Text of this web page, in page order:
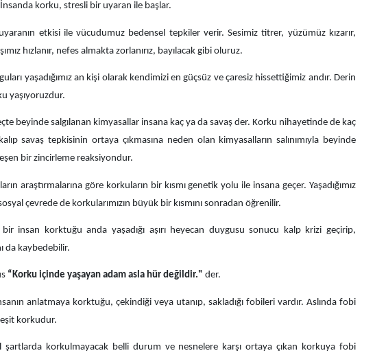
korku, stresli bir uyaran ile başlar.
etkisi ile vücudumuz bedensel tepkiler verir. Sesimiz titrer, yüzümüz kızarır,
hızlanır, nefes almakta zorlanırız, bayılacak gibi oluruz.
yaşadığımız an kişi olarak kendimizi en güçsüz ve çaresiz hissettiğimiz andır. Derin
yaşıyoruzdur.
beyinde salgılanan kimyasallar insana kaç ya da savaş der. Korku nihayetinde de kaç
savaş tepkisinin ortaya çıkmasına neden olan kimyasalların salınımıyla beyinde
bir zincirleme reaksiyondur.
araştırmalarına göre korkuların bir kısmı genetik yolu ile insana geçer. Yaşadığımız
çevrede de korkularımızın büyük bir kısmını sonradan öğrenilir.
bir insan korktuğu anda yaşadığı aşırı heyecan duygusu sonucu kalp krizi geçirip,
da kaybedebilir.
“Korku içinde yaşayan adam asla hür değildir." der.
anlatmaya korktuğu, çekindiği veya utanıp, sakladığı fobileri vardır. Aslında fobi
korkudur.
şartlarda korkulmayacak belli durum ve nesnelere karşı ortaya çıkan korkuya fobi